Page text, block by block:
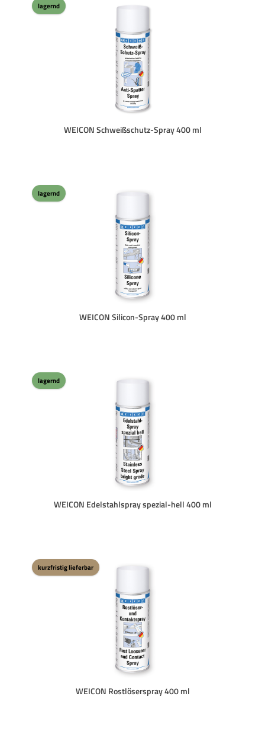
lagernd
WEICON Schweißschutz-Spray 400 ml
lagernd
WEICON Silicon-Spray 400 ml
lagernd
WEICON Edelstahlspray spezial-hell 400 ml
kurzfristig lieferbar
WEICON Rostlöserspray 400 ml